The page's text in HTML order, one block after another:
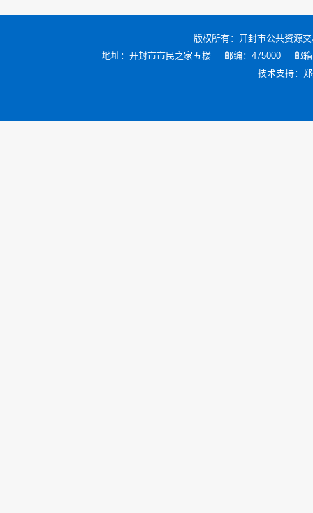
版权所有： 开封市公共资源
地址：开封市市民之家五楼
邮编：475000
邮
技术支持：